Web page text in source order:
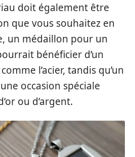
doit également être
que vous souhaitez en
un médaillon pour un
bénéficier d’un
l’acier, tandis qu’un
occasion spéciale
ou d’argent.